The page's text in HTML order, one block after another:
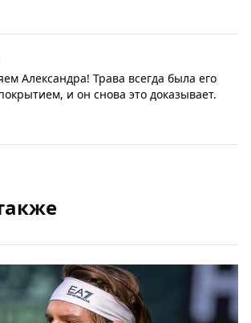
Александра! Трава всегда была его
и он снова это доказывает.